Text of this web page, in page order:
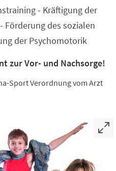
- Kräftigung der
Förderung des sozialen
der Psychomotorik
zur Vor- und Nachsorge!
Sport Verordnung vom Arzt